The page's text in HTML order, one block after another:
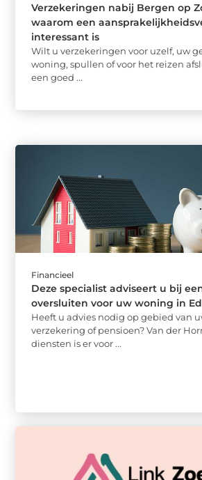
Verzekeringen nabij Bergen op
waarom een
interessant is
Wilt u verzekeringen voor uzelf, uw
woning, spullen of voor het reizen
een goed ...
Financieel
Deze specialist adviseert u bij
oversluiten voor uw woning in
Heeft u advies nodig op gebied van
verzekering of pensioen? Van der
diensten is er voor ...